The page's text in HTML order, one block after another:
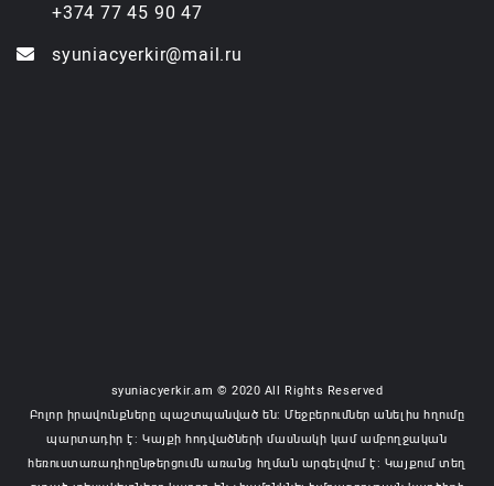
+374 77 45 90 47
syuniacyerkir@mail.ru
syuniacyerkir.am © 2020 All Rights Reserved
Բոլոր իրավունքները պաշտպանված են: Մեջբերումներ անելիս հղումը
պարտադիր է: Կայքի հոդվածների մասնակի կամ ամբողջական
հեռուստառադիոընթերցումն առանց հղման արգելվում է: Կայքում տեղ